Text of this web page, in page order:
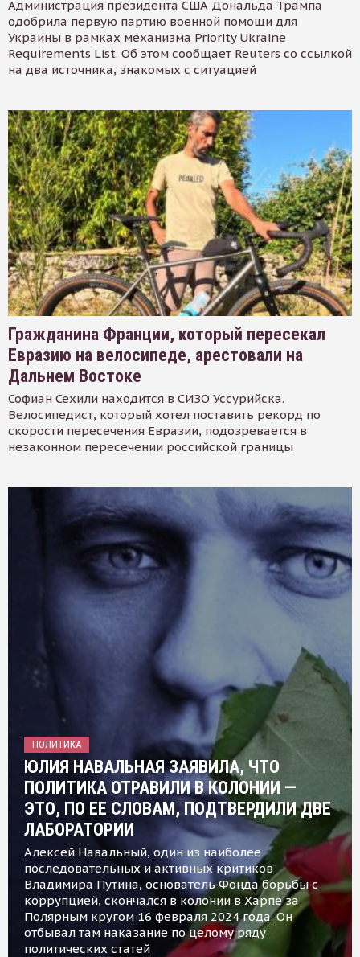
Администрация президента США Дональда Трампа
одобрила первую партию военной помощи для
Украины в рамках механизма Priority Ukraine
Requirements List. Об этом сообщает Reuters со ссылкой
на два источника, знакомых с ситуацией
Гражданина Франции, который пересекал
Евразию на велосипеде, арестовали на
Дальнем Востоке
Софиан Сехили находится в СИЗО Уссурийска.
Велосипедист, который хотел поставить рекорд по
скорости пересечения Евразии, подозревается в
незаконном пересечении российской границы
ПОЛИТИКА
ЮЛИЯ НАВАЛЬНАЯ ЗАЯВИЛА, ЧТО
ПОЛИТИКА ОТРАВИЛИ В КОЛОНИИ —
ЭТО, ПО ЕЕ СЛОВАМ, ПОДТВЕРДИЛИ ДВЕ
ЛАБОРАТОРИИ
Алексей Навальный, один из наиболее
последовательных и активных критиков
Владимира Путина, основатель Фонда борьбы с
коррупцией, скончался в колонии в Харпе за
Полярным кругом 16 февраля 2024 года. Он
отбывал там наказание по целому ряду
политических статей